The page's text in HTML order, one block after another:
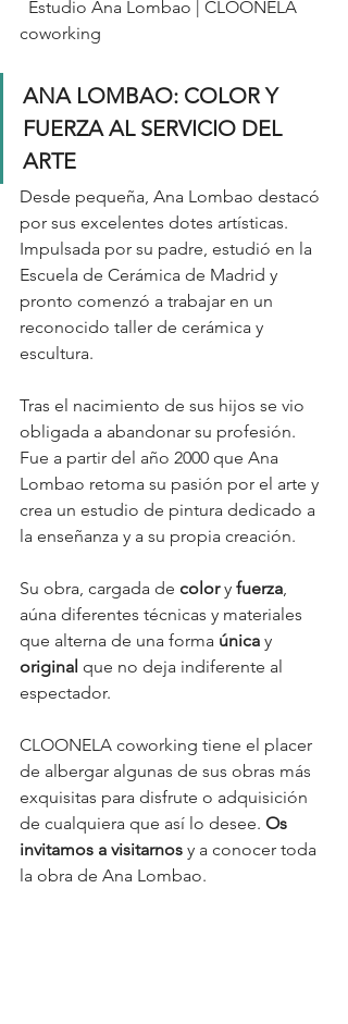
coworking
ANA LOMBAO: COLOR Y
FUERZA AL SERVICIO DEL
ARTE
Desde pequeña, Ana Lombao destacó
por sus excelentes dotes artísticas.
Impulsada por su padre, estudió en la
Escuela de Cerámica de Madrid y
pronto comenzó a trabajar en un
reconocido taller de cerámica y
escultura.
Tras el nacimiento de sus hijos se vio
obligada a abandonar su profesión.
Fue a partir del año 2000 que Ana
Lombao retoma su pasión por el arte y
crea un estudio de pintura dedicado a
la enseñanza y a su propia creación.
Su obra, cargada de color y fuerza,
aúna diferentes técnicas y materiales
que alterna de una forma única y
original que no deja indiferente al
espectador.
CLOONELA coworking tiene el placer
de albergar algunas de sus obras más
exquisitas para disfrute o adquisición
de cualquiera que así lo desee. Os
invitamos a visitarnos y a conocer toda
la obra de Ana Lombao.